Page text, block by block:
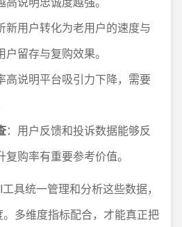
新用户转化为老用户的速度与
留存与复购效果。
高说明平台吸引力下降，需要
：用户反馈和投诉数据能够反
购率有重要参考价值。
具统一管理和分析这些数据，
多维度指标配合，才能真正把